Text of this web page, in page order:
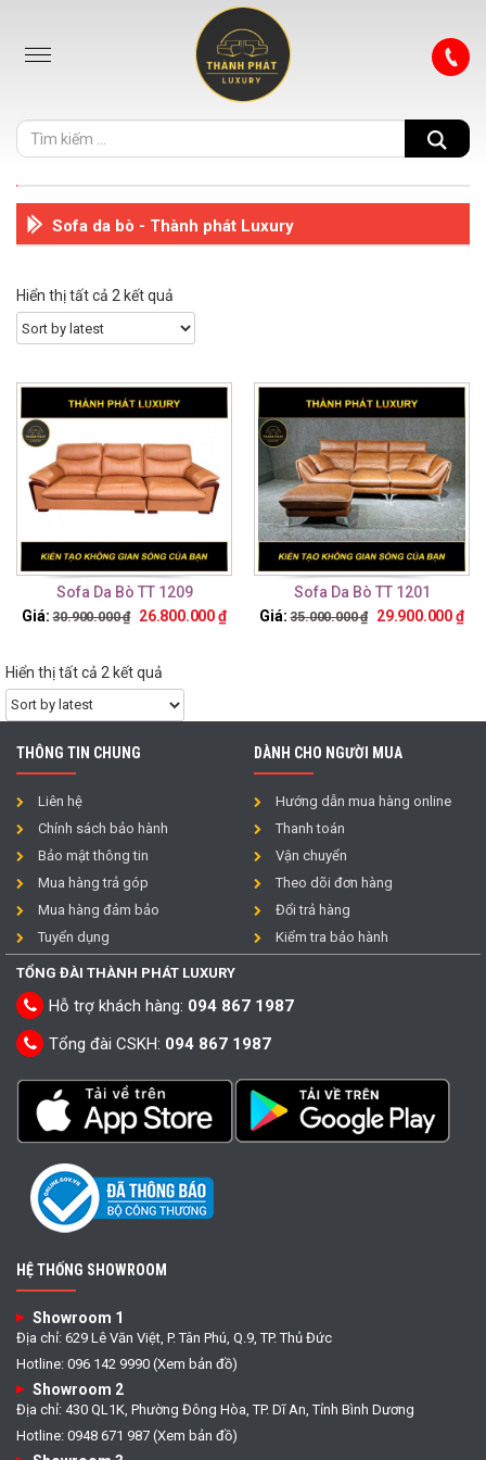
Sofa da bò - Thành phát Luxury
Hiển thị tất cả 2 kết quả
Sofa Da Bò TT 1209
Giá: 30.900.000₫ 26.800.000₫
Sofa Da Bò TT 1201
Giá: 35.000.000₫ 29.900.000₫
Hiển thị tất cả 2 kết quả
THÔNG TIN CHUNG
Liên hệ
Chính sách bảo hành
Bảo mật thông tin
Mua hàng trả góp
Mua hàng đảm bảo
Tuyển dụng
DÀNH CHO NGƯỜI MUA
Hướng dẫn mua hàng online
Thanh toán
Vận chuyển
Theo dõi đơn hàng
Đổi trả hàng
Kiểm tra bảo hành
TỔNG ĐÀI THÀNH PHÁT LUXURY
Hỗ trợ khách hàng: 094 867 1987
Tổng đài CSKH: 094 867 1987
HỆ THỐNG SHOWROOM
Showroom 1
Địa chỉ: 629 Lê Văn Việt, P. Tân Phú, Q.9, TP. Thủ Đức
Hotline: 096 142 9990 (Xem bản đồ)
Showroom 2
Địa chỉ: 430 QL1K, Phường Đông Hòa, TP. Dĩ An, Tỉnh Bình Dương
Hotline: 0948 671 987 (Xem bản đồ)